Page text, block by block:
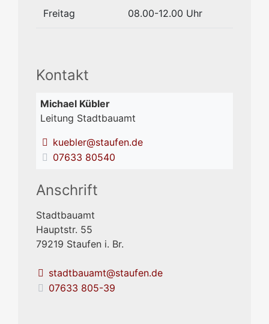
Freitag 08.00-12.00 Uhr
Kontakt
Michael Kübler
Leitung Stadtbauamt
kuebler@staufen.de
07633 80540
Anschrift
Stadtbauamt
Hauptstr. 55
79219 Staufen i. Br.
stadtbauamt@staufen.de
07633 805-39